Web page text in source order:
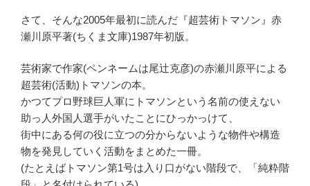
さて、そんな2005年最初に読んだ『超芸術トマソン』赤
瀬川原平著(ちくま文庫)1987年初版。
芸術家で作家(ペンネームは尾辻克彦)の赤瀬川原平による
超芸術(活動)トマソンの本。
かつてプロ野球巨人軍にトマソンという名前の使えない
助っ人外国人選手がいたことにひっかっけて、
街中にある何の役に立つの分からないような物件や構造
物を発見していく活動をまとめた一冊。
(たとえばトマソン第1号は入り口がない階段で、「純粋階